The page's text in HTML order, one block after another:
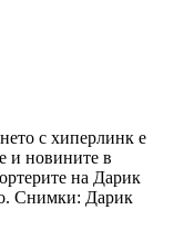
с хиперлинк е
и новините в
на Дарик
Снимки: Дарик